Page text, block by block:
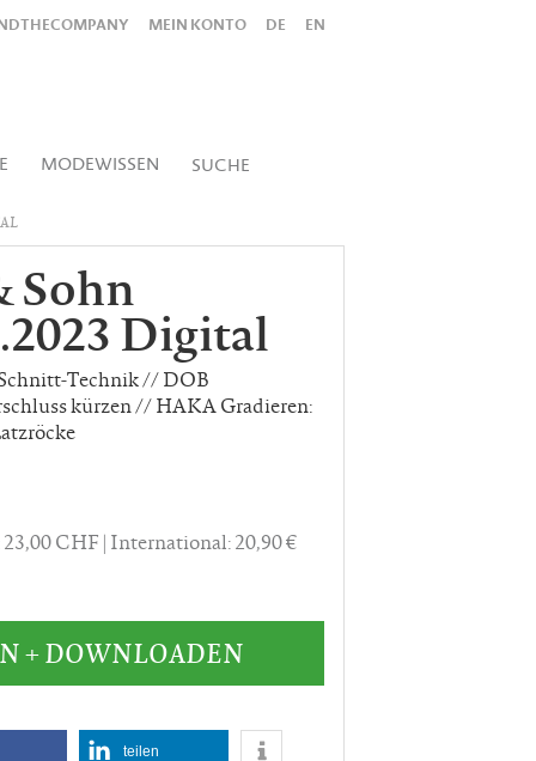
MEIN KONTO DE EN
MODEWISSEN SUCHE
Alles Shop SUCHEN
Sohn
Digital
Technik // DOB
kürzen // HAKA Gradieren:
CHF International: 20,90 €
+ DOWNLOADEN
teilen